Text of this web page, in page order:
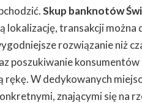
Skup banknotów
lokalizację, transakcji można
rozwiązanie niż
poszukiwanie konsumentów
W dedykowanych
znającymi się na